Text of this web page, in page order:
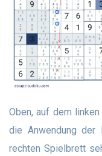
Oben, auf dem linken Spielbrett, sehen Sie ein Beispiel für
die Anwendung der
rechten Spielbrett